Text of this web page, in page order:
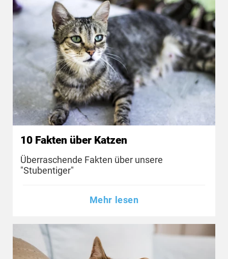
10 Fakten über Katzen
Überraschende Fakten über unsere
"Stubentiger"
Mehr lesen